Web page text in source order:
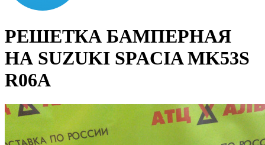
РЕШЕТКА БАМПЕРНАЯ
НА SUZUKI SPACIA MK53S
R06A